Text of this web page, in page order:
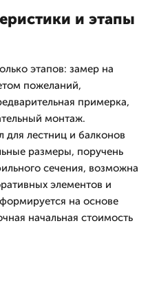
и этапы
этапов: замер на
пожеланий,
примерка,
монтаж.
лестниц и балконов
размеры, поручень
сечения, возможна
элементов и
на основе
начальная стоимость